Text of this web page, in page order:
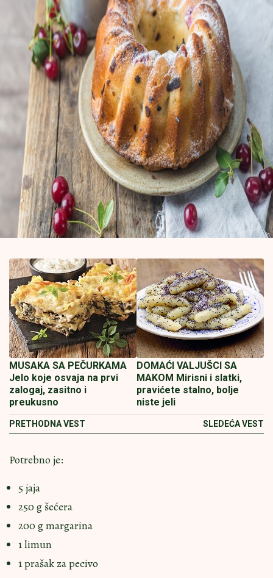
MUSAKA SA PEČURKAMA
Jelo koje osvaja na prvi
zalogaj, zasitno i
preukusno
PRETHODNA VEST
DOMAĆI VALJUŠCI SA
MAKOM Mirisni i slatki,
pravićete stalno, bolje
niste jeli
SLEDEĆA VEST
Potrebno je:
5 jaja
250 g šećera
200 g margarina
1 limun
1 prašak za pecivo